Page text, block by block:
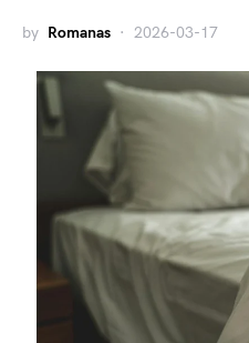
by Romanas 2026-03-17